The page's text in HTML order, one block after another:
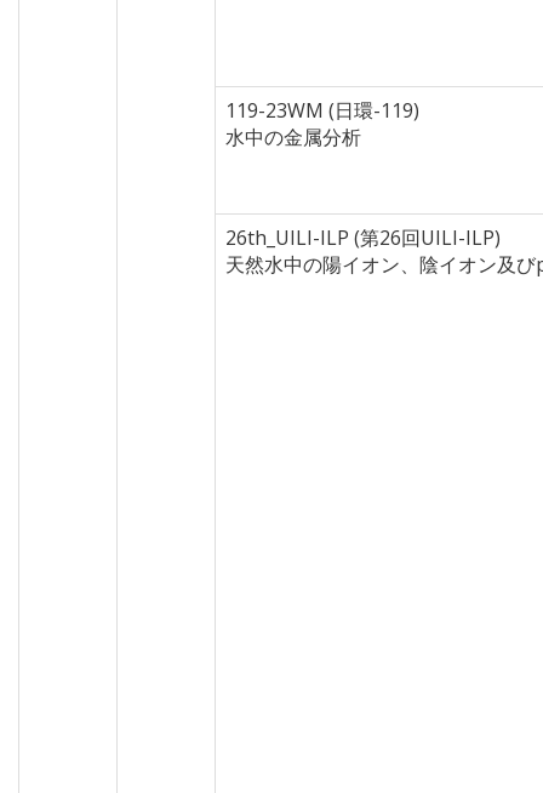
119-23WM (日環-119)
水中の金属分析
26th_UILI-ILP (第26回UILI-ILP)
天然水中の陽イオン、陰イオン及び